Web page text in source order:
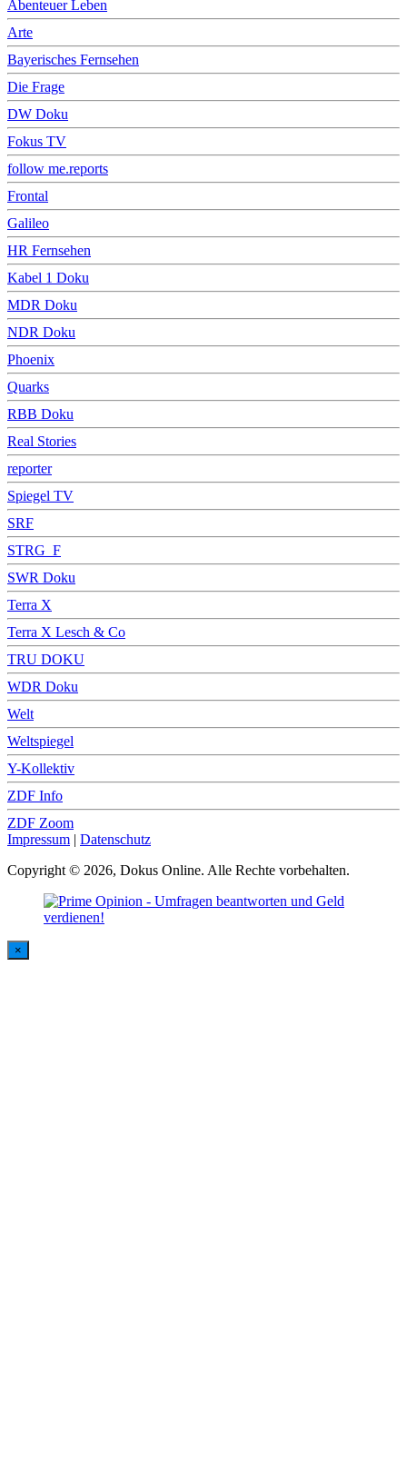
Abenteuer Leben
Arte
Bayerisches Fernsehen
Die Frage
DW Doku
Fokus TV
follow me.reports
Frontal
Galileo
HR Fernsehen
Kabel 1 Doku
MDR Doku
NDR Doku
Phoenix
Quarks
RBB Doku
Real Stories
reporter
Spiegel TV
SRF
STRG_F
SWR Doku
Terra X
Terra X Lesch & Co
TRU DOKU
WDR Doku
Welt
Weltspiegel
Y-Kollektiv
ZDF Info
ZDF Zoom
Impressum | Datenschutz
Copyright © 2026, Dokus Online. Alle Rechte vorbehalten.
×